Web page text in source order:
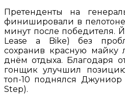
Претенденты на
финишировали в
минут после победителя.
Lease a Bike) без
сохранив красную майку
днём отдыха. Благодаря
гонщик улучшил
топ-10 поднялся
Step).